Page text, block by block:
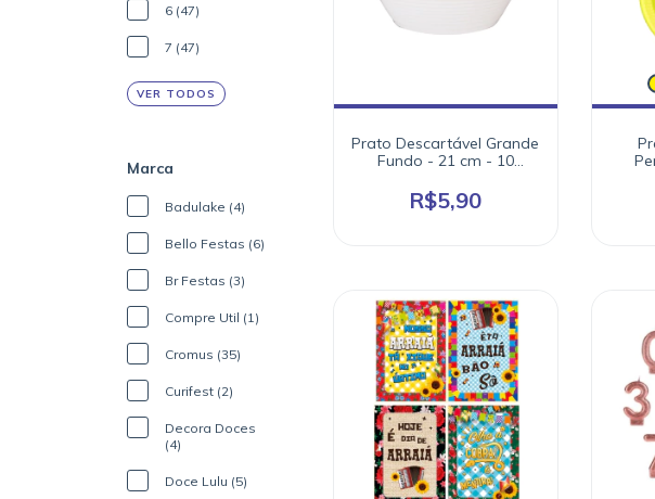
6 (47)
7 (47)
VER TODOS
Marca
Badulake (4)
Bello Festas (6)
Br Festas (3)
Compre Util (1)
Cromus (35)
Curifest (2)
Decora Doces
(4)
Doce Lulu (5)
Prato Descartável Grande
Fundo - 21 cm - 10
R$5,90